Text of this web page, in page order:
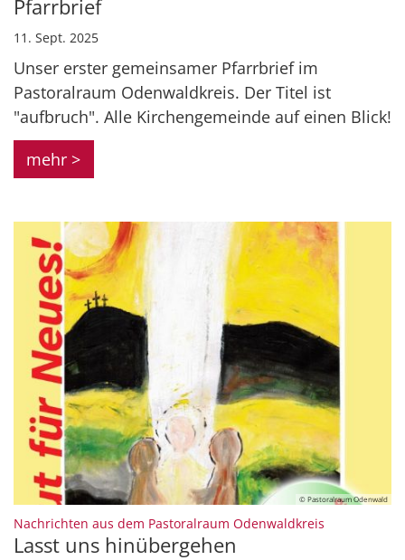
Pfarrbrief
11. Sept. 2025
Unser erster gemeinsamer Pfarrbrief im
Pastoralraum Odenwaldkreis. Der Titel ist
"aufbruch". Alle Kirchengemeinde auf einen Blick!
mehr >
© Pastoralraum Odenwald
Nachrichten aus dem Pastoralraum Odenwaldkreis
Lasst uns hinübergehen